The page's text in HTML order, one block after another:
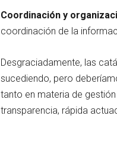
Coordinación y
coordinación de la
Desgraciadamente, las
sucediendo, pero
tanto en materia de
transparencia, rápida